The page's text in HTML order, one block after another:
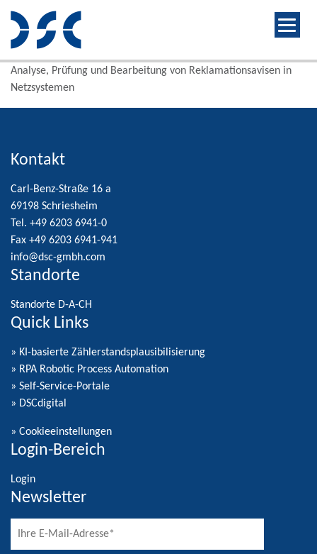
Analyse, Prüfung und Bearbeitung von Reklamationsavisen in
Netzsystemen
Kontakt
Carl-Benz-Straße 16 a
69198 Schriesheim
Tel. +49 6203 6941-0
Fax +49 6203 6941-941
info@dsc-gmbh.com
Standorte
Standorte D-A-CH
Quick Links
» KI-basierte Zählerstandsplausibilisierung
» RPA Robotic Process Automation
» Self-Service-Portale
» DSCdigital
» Cookieeinstellungen
Login-Bereich
Login
Newsletter